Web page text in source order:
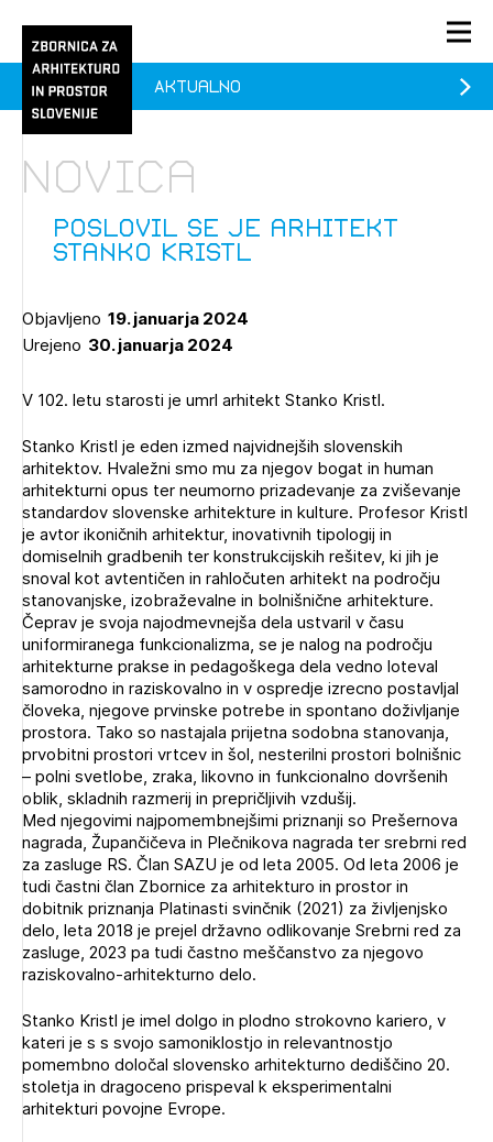
PRIJAVA
Članstvo
Praksa
O ZAPS
1/1
Pozdravljeni
PRIJAVITE SE
POZABLJENO GESLO
REGISTRIRAJTE SE
Poslovil se je arhitekt
Stanko Kristl
Novica
Aktualno
Objavljeno 19. januarja 2024
Urejeno 30. januarja 2024
V 102. letu starosti je umrl arhitekt Stanko Kristl.
Stanko Kristl je eden izmed najvidnejših slovenskih
arhitektov. Hvaležni smo mu za njegov bogat in human
arhitekturni opus ter neumorno prizadevanje za zviševanje
standardov slovenske arhitekture in kulture. Profesor Kristl
je avtor ikoničnih arhitektur, inovativnih tipologij in
domiselnih gradbenih ter konstrukcijskih rešitev, ki jih je
snoval kot avtentičen in rahločuten arhitekt na področju
stanovanjske, izobraževalne in bolnišnične arhitekture.
Čeprav je svoja najodmevnejša dela ustvaril v času
uniformiranega funkcionalizma, se je nalog na področju
arhitekturne prakse in pedagoškega dela vedno loteval
samorodno in raziskovalno in v ospredje izrecno postavljal
človeka, njegove prvinske potrebe in spontano doživljanje
prostora. Tako so nastajala prijetna sodobna stanovanja,
prvobitni prostori vrtcev in šol, nesterilni prostori bolnišnic
– polni svetlobe, zraka, likovno in funkcionalno dovršenih
oblik, skladnih razmerij in prepričljivih vzdušij.
Med njegovimi najpomembnejšimi priznanji so Prešernova
nagrada, Župančičeva in Plečnikova nagrada ter srebrni red
za zasluge RS. Član SAZU je od leta 2005. Od leta 2006 je
tudi častni član Zbornice za arhitekturo in prostor in
dobitnik priznanja Platinasti svinčnik (2021) za življenjsko
delo, leta 2018 je prejel državno odlikovanje Srebrni red za
zasluge, 2023 pa tudi častno meščanstvo za njegovo
raziskovalno-arhitekturno delo.
Stanko Kristl je imel dolgo in plodno strokovno kariero, v
kateri je s s svojo samoniklostjo in relevantnostjo
pomembno določal slovensko arhitekturno dediščino 20.
stoletja in dragoceno prispeval k eksperimentalni
arhitekturi povojne Evrope.
1/2
Prijava na novičnik
Novičnike. Označite svojo izbiro.
Novičnike vam bomo pošiljali na vaš elektronski naslov.
Mesečni novičnik
Novičnik izobraževanj
Novičnik natečajev
Tedenski novičnik javnih naročil
Dnevne medijske objave
NAPREJ